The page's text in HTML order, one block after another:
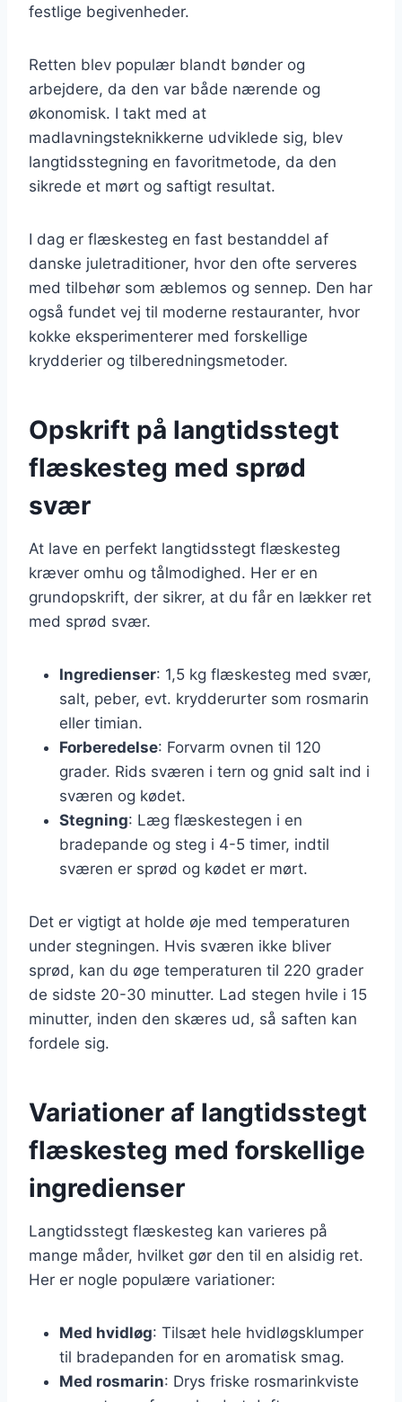
festlige begivenheder.
Retten blev populær blandt bønder og
arbejdere, da den var både nærende og
økonomisk. I takt med at
madlavningsteknikkerne udviklede sig, blev
langtidsstegning en favoritmetode, da den
sikrede et mørt og saftigt resultat.
I dag er flæskesteg en fast bestanddel af
danske juletraditioner, hvor den ofte serveres
med tilbehør som æblemos og sennep. Den har
også fundet vej til moderne restauranter, hvor
kokke eksperimenterer med forskellige
krydderier og tilberedningsmetoder.
Opskrift på langtidsstegt
flæskesteg med sprød
svær
At lave en perfekt langtidsstegt flæskesteg
kræver omhu og tålmodighed. Her er en
grundopskrift, der sikrer, at du får en lækker ret
med sprød svær.
Ingredienser: 1,5 kg flæskesteg med svær,
salt, peber, evt. krydderurter som rosmarin
eller timian.
Forberedelse: Forvarm ovnen til 120
grader. Rids sværen i tern og gnid salt ind i
sværen og kødet.
Stegning: Læg flæskestegen i en
bradepande og steg i 4-5 timer, indtil
sværen er sprød og kødet er mørt.
Det er vigtigt at holde øje med temperaturen
under stegningen. Hvis sværen ikke bliver
sprød, kan du øge temperaturen til 220 grader
de sidste 20-30 minutter. Lad stegen hvile i 15
minutter, inden den skæres ud, så saften kan
fordele sig.
Variationer af langtidsstegt
flæskesteg med forskellige
ingredienser
Langtidsstegt flæskesteg kan varieres på
mange måder, hvilket gør den til en alsidig ret.
Her er nogle populære variationer:
Med hvidløg: Tilsæt hele hvidløgsklumper
til bradepanden for en aromatisk smag.
Med rosmarin: Drys friske rosmarinkviste